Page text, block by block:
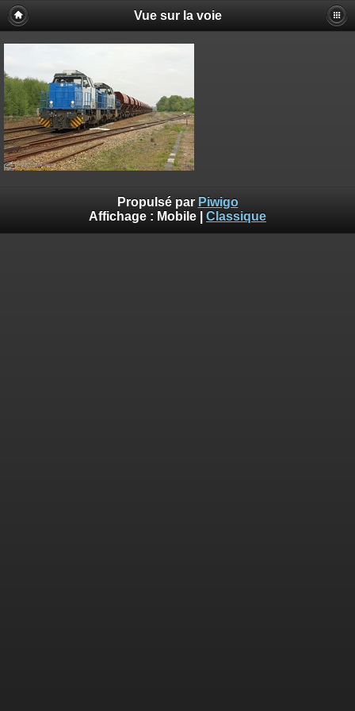
Vue sur la voie
Propulsé par Piwigo
Affichage : Mobile Classique